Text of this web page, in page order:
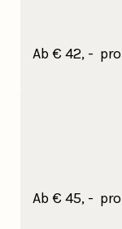
Ab € 42, -
Ab € 45, -